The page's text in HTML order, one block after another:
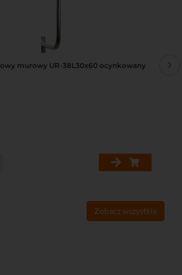
murowy UR-38L30x60 ocynkowany
Zobacz wszystkie